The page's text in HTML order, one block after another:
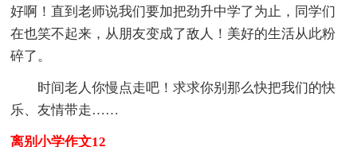
好啊！直到老师说我们要加把劲升中学了为止，同学们
在也笑不起来，从朋友变成了敌人！美好的生活从此粉
碎了。
时间老人你慢点走吧！求求你别那么快把我们的快
乐、友情带走……
离别小学作文12